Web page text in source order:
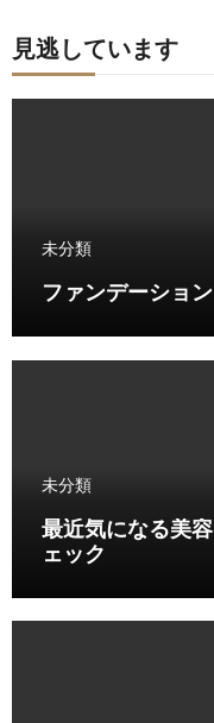
見逃しています
未分類
ファンデーショ
未分類
最近気になる美
ェック